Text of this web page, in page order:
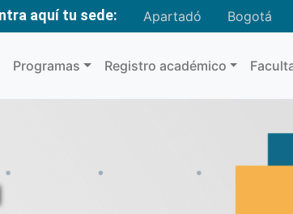
aquí tu sede: Apartadó Bogotá
Programas Registro académico